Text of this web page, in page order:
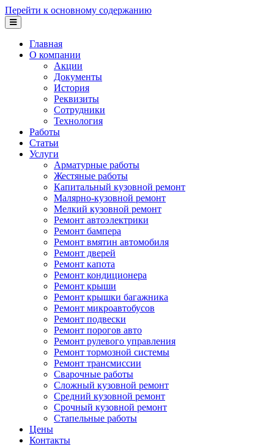
Перейти к основному содержанию
Главная
О компании
Акции
Документы
История
Реквизиты
Сотрудники
Технология
Работы
Статьи
Услуги
Арматурные работы
Жестяные работы
Капитальный кузовной ремонт
Малярно-кузовной ремонт
Мелкий кузовной ремонт
Ремонт автоэлектрики
Ремонт бампера
Ремонт вмятин автомобиля
Ремонт дверей
Ремонт капота
Ремонт кондиционера
Ремонт крыши
Ремонт крышки багажника
Ремонт микроавтобусов
Ремонт подвески
Ремонт порогов авто
Ремонт рулевого управления
Ремонт тормозной системы
Ремонт трансмиссии
Сварочные работы
Сложный кузовной ремонт
Средний кузовной ремонт
Срочный кузовной ремонт
Стапельные работы
Цены
Контакты